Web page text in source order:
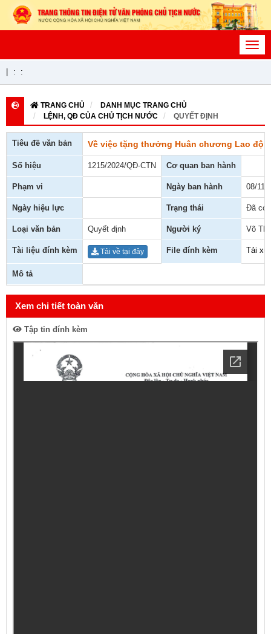
: :
TRANG CHỦ
DANH MỤC TRANG CHỦ
LỆNH, QĐ CỦA CHỦ TỊCH NƯỚC
QUYẾT ĐỊNH
Tiêu đề văn bản Về việc tặng thưởng Huân chương Lao
Số hiệu 1215/2024/QĐ-CTN Cơ quan ban hành
Phạm vi Ngày ban hành 08/11/
Ngày hiệu lực Trạng thái Đã có
Loại văn bản Quyết định Người ký Võ Thị
Tài liệu đính kèm Tải về tại đây File đính kèm Tải
Mô tả
Xem chi tiết toàn văn
Tập tin đính kèm